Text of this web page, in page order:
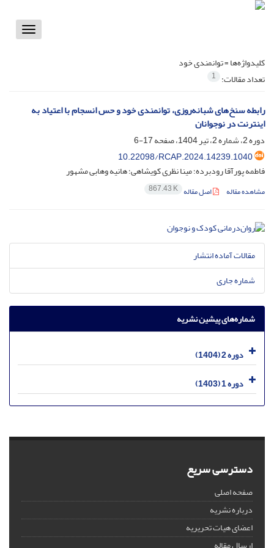
Toggle
کلیدواژه‌ها =توانمندی خود
تعداد مقالات: 1
رابطه سنخ‌های شبانه‌روزی، توانمندی خود و حس انسجام با اعتیاد به
اینترنت در نوجوانان
دوره 2، شماره 2، تیر 1404، صفحه
17-6
10.22098/RCAP.2024.14239.1040
فاطمه پورآقا رودبرده؛ مینا نظری کویشاهی؛ هانیه وهابی مشهور
مشاهده مقاله اصل مقاله 867.43 K
مقالات آماده انتشار
شماره جاری
شماره‌های پیشین نشریه
دوره 2 (1404)
دوره 1 (1403)
دسترسی سریع
صفحه اصلی
درباره نشریه
اعضای هیات تحریریه